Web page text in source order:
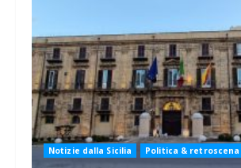
Notizie dalla Sicilia Politica & retroscena